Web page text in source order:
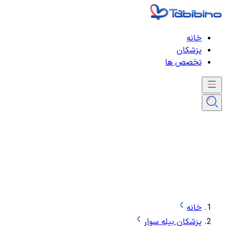
خانه
پزشکان
تخصص ها
خانه
پزشکان بیله سوار